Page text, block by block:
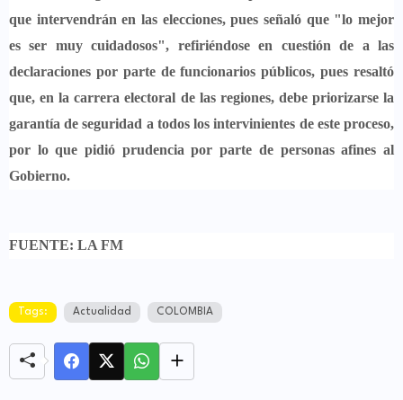
que intervendrán en las elecciones, pues señaló que "lo mejor
es ser muy cuidadosos", refiriéndose en cuestión de a las
declaraciones por parte de funcionarios públicos, pues resaltó
que, en la carrera electoral de las regiones, debe priorizarse la
garantía de seguridad a todos los intervinientes de este proceso,
por lo que pidió prudencia por parte de personas afines al
Gobierno.
FUENTE: LA FM
Tags: Actualidad COLOMBIA